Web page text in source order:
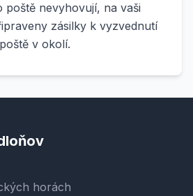
poště nevyhovují, na vaši
zásilky k vyzvednutí
v okolí.
horách